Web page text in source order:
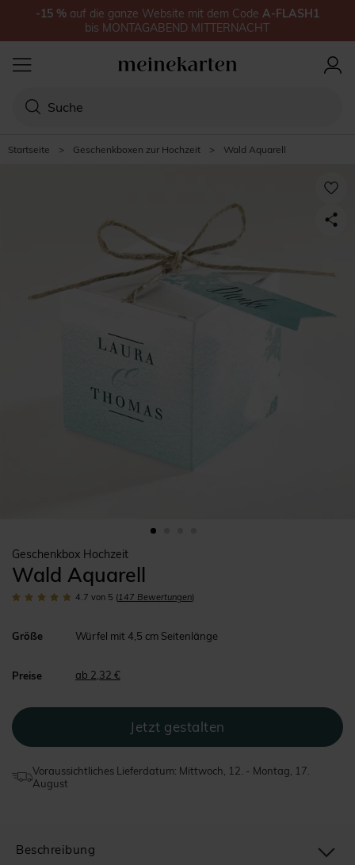
Startseite > Geschenkboxen zur Hochzeit > Wald Aquarell
Geschenkbox Hochzeit
Wald Aquarell
4.7 von 5 (147 Bewertungen)
Größe Würfel mit 4,5 cm Seitenlänge
Preise ab 2,32 €
Voraussichtliches Lieferdatum: Mittwoch, 12. - Montag, 17.
August
Beschreibung
-15 % auf die ganze Website mit dem Code A-FLASH1
bis MONTAGABEND MITTERNACHT